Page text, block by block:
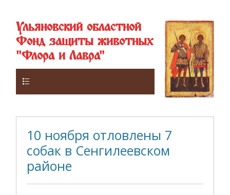
Ульяновский областной
Фонд защиты животных
"Флора и Лавра"
10 ноября отловлены 7
собак в Сенгилеевском
районе